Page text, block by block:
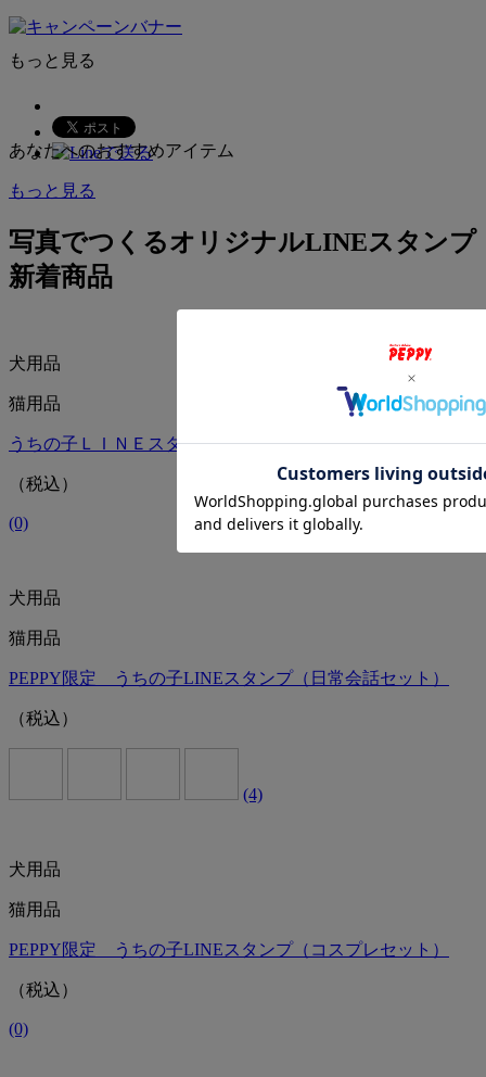
愛猫家スタッフ厳選 猫用おもちゃ
もっと見る
あなたへのおすすめアイテム
もっと見る
写真でつくるオリジナルLINEスタンプ
新着商品
犬用品
猫用品
うちの子ＬＩＮＥスタンプ(幼稚園セット)
（税込）
(0)
犬用品
猫用品
PEPPY限定 うちの子LINEスタンプ（日常会話セット）
（税込）
(4)
犬用品
猫用品
PEPPY限定 うちの子LINEスタンプ（コスプレセット）
（税込）
(0)